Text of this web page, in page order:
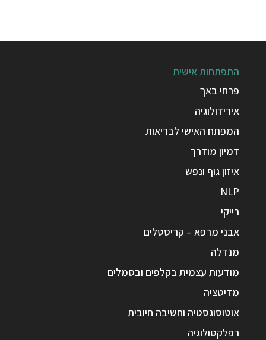
התפתחות אישית
פרחי באך
אירידולוגיה
המפתח האישי לבריאות
דמיון מודרך
איזון גוף ונפש
NLP
רייקי
אבני מרפא – קריסטלים
מנדלה
מודעות עצמית בקלפים ובסמלים
מדיטציה
אוטוסוגסטיה וחשיבה חיובית
רפלקסולוגיה